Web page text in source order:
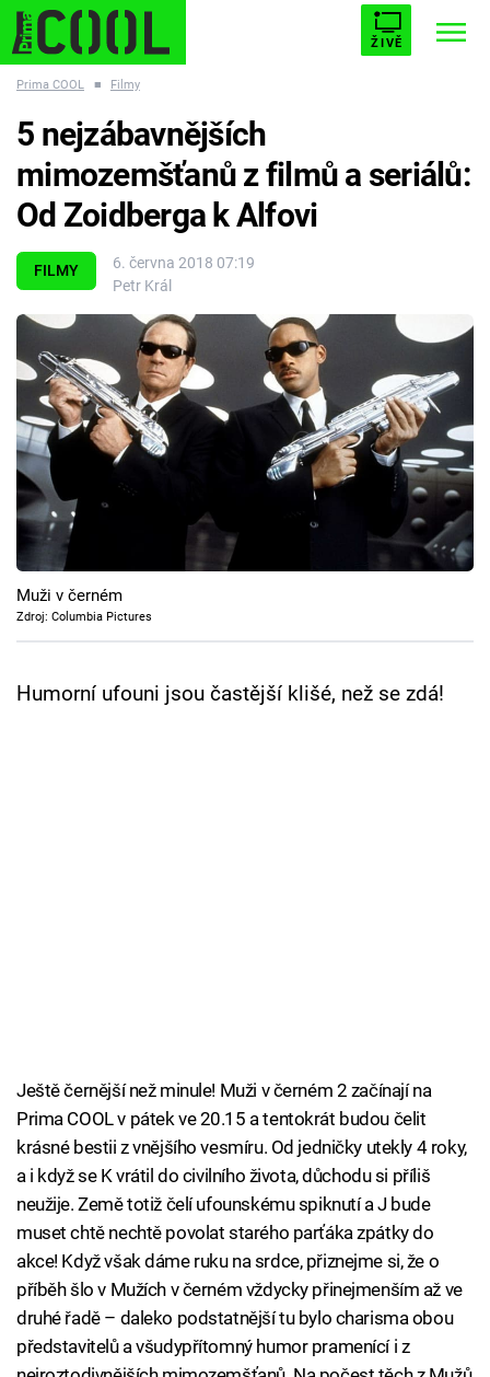
ŽIVĚ
ESCAPE PLNEJ KOTEL AVENGERS 5
Témata
Filmy
Seriály
Hry
Cool Esport
Pořady
TV Program
Prima COOL ■ Filmy
FILMY
6. června 2018 07:19
Petr Král
5 nejzábavnějších
mimozemšťanů z filmů a seriálů:
Od Zoidberga k Alfovi
Muži v černém
Zdroj: Columbia Pictures
Humorní ufouni jsou častější klišé, než se zdá!
Ještě černější než minule! Muži v černém 2 začínají na
Prima COOL v pátek ve 20.15 a tentokrát budou čelit
krásné bestii z vnějšího vesmíru. Od jedničky utekly 4 roky,
a i když se K vrátil do civilního života, důchodu si příliš
neužije. Země totiž čelí ufounskému spiknutí a J bude
muset chtě nechtě povolat starého parťáka zpátky do
akce! Když však dáme ruku na srdce, přiznejme si, že o
příběh šlo v Mužích v černém vždycky přinejmenším až ve
druhé řadě – daleko podstatnější tu bylo charisma obou
představitelů a všudypřítomný humor pramenící i z